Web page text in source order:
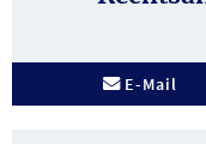
E-Mail